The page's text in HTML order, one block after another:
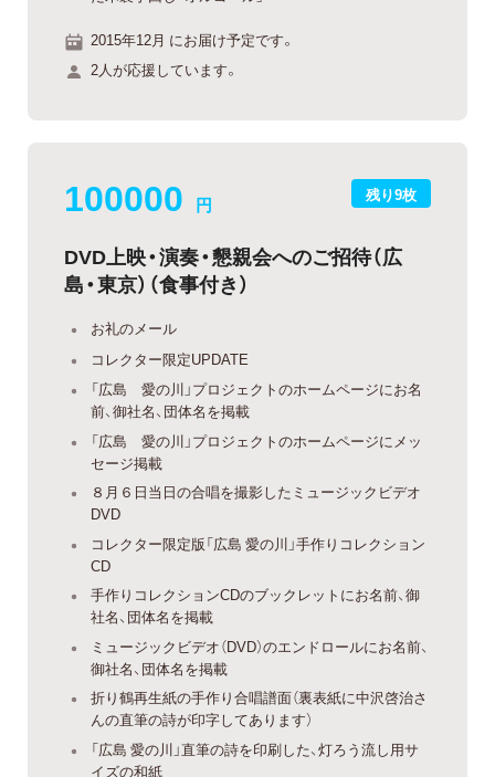
2015年12月 にお届け予定です。
2人が応援しています。
残り9枚
100000 円
DVD上映・演奏・懇親会へのご招待（広
島・東京）（食事付き）
お礼のメール
コレクター限定UPDATE
「広島 愛の川」プロジェクトのホームページにお名
前、御社名、団体名を掲載
「広島 愛の川」プロジェクトのホームページにメッ
セージ掲載
８月６日当日の合唱を撮影したミュージックビデオ
DVD
コレクター限定版「広島 愛の川」手作りコレクション
CD
手作りコレクションCDのブックレットにお名前、御
社名、団体名を掲載
ミュージックビデオ（DVD）のエンドロールにお名前、
御社名、団体名を掲載
折り鶴再生紙の手作り合唱譜面（裏表紙に中沢啓治さ
んの直筆の詩が印字してあります）
「広島 愛の川」直筆の詩を印刷した、灯ろう流し用サ
イズの和紙